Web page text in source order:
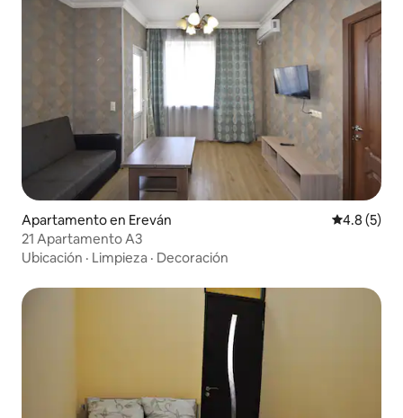
Apartamento en Ereván
4.8 (5)
21 Apartamento A3
Ubicación · Limpieza · Decoración